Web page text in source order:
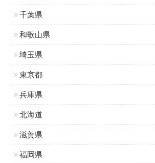
千葉県
和歌山県
埼玉県
東京都
兵庫県
北海道
滋賀県
福岡県